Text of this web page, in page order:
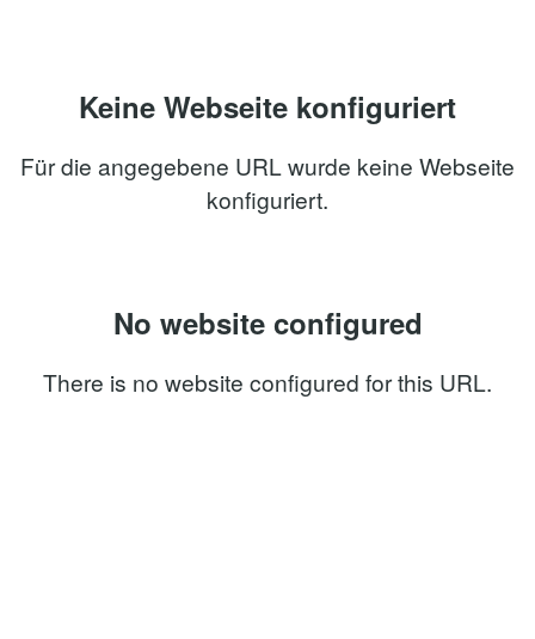
Keine Webseite konfiguriert
Für die angegebene URL wurde keine Webseite
konfiguriert.
No website configured
There is no website configured for this URL.